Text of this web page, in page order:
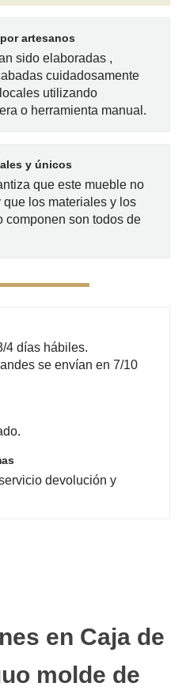
artesanos
sido elaboradas ,
cuidadosamente
utilizando
o herramienta manual.
y únicos
que este mueble no
que los materiales y los
componen son todos de
4 días hábiles.
se envían en 7/10
devolución y
en Caja de
molde de